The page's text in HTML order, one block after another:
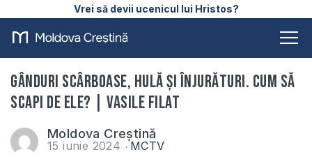
Vrei să devii ucenicul lui Hristos?
Gânduri scârboase, hulă și înjurături. Cum să
scapi de ele? | Vasile Filat
Moldova Creștină
15 iunie 2024 MCTV